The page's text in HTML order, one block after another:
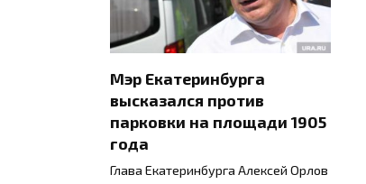
Мэр Екатеринбурга
высказался против
парковки на площади 1905
года
Глава Екатеринбурга Алексей Орлов